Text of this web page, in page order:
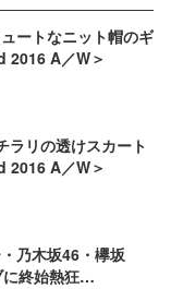
ートなニット帽のギ
2016 A／W＞
ラリの透けスカート
2016 A／W＞
乃木坂46・欅坂
終始熱狂